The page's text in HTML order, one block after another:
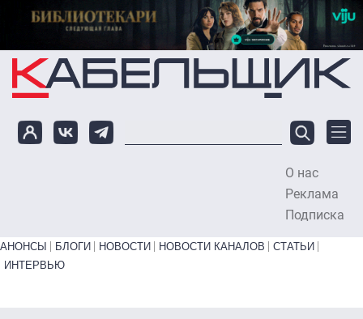
Перейти к основному содержанию
О нас
Реклама
Подписка
Primary links bottom
АНОНСЫ БЛОГИ НОВОСТИ НОВОСТИ КАНАЛОВ
СТАТЬИ
ИНТЕРВЬЮ